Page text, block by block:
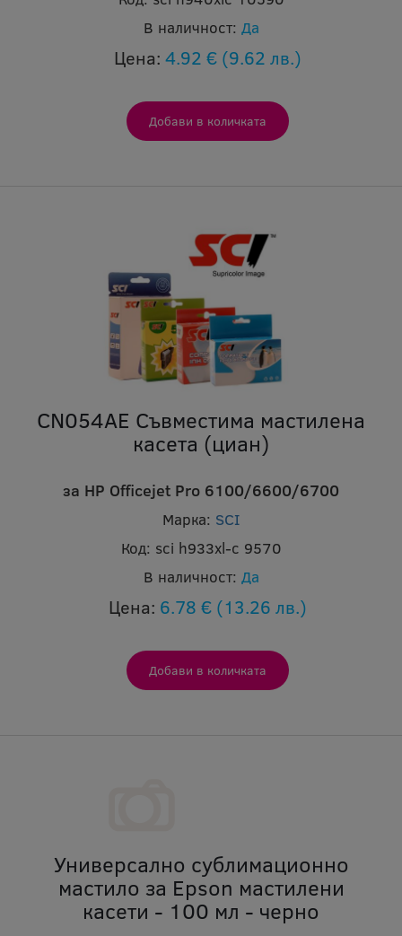
В наличност: Да
Цена: 4.92 € (9.62 лв.)
CN054AE Съвместима мастилена
касета (циан)
за HP Officejet Pro 6100/6600/6700
Марка: SCI
Код: sci h933xl-c 9570
В наличност: Да
Цена: 6.78 € (13.26 лв.)
Универсално сублимационно
мастило за Epson мастилени
касети - 100 мл - черно